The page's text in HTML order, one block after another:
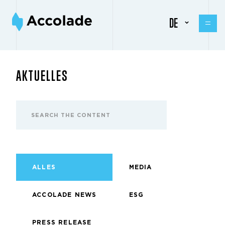
DE
AKTUELLES
ALLES MEDIA
ACCOLADE NEWS ESG
PRESS RELEASE